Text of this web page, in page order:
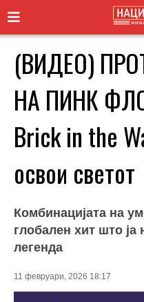
(ВИДЕО)
НА ПИНК
Brick in the
освои светот
Комбинацијата на
глобален хит што ја
легенда
11 февруари, 2026 18:17